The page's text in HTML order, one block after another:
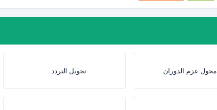
محول عزم الدوران تحويل التردد